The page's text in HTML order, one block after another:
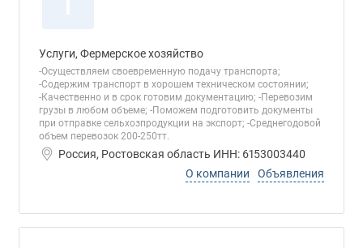
Услуги, Фермерское хозяйство
-Осуществляем своевременную подачу транспорта;
-Содержим транспорт в хорошем техническом состоянии;
-Качественно и в срок готовим документацию; -Перевозим
грузы в любом объеме; -Поможем подготовить документы
при отправке сельхозпродукции на экспорт; -Среднегодовой
объем перевозок 200-250тт.
Россия, Ростовская область ИНН: 6153003440
О компании
Объявления